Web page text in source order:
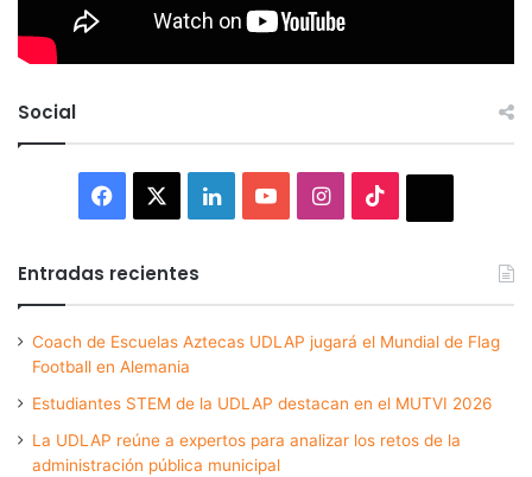
Social
Facebook LinkedInYouTubeInstagram
Entradas recientes
Coach de Escuelas Aztecas UDLAP jugará el Mundial de Flag
Football en Alemania
Estudiantes STEM de la UDLAP destacan en el MUTVI 2026
La UDLAP reúne a expertos para analizar los retos de la
administración pública municipal